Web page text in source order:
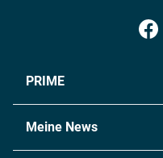
PRIME
Meine News